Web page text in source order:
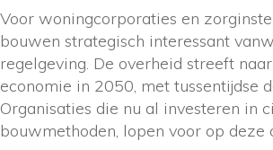
Voor woningcorporaties en
bouwen strategisch interessant
regelgeving. De overheid streeft
economie in 2050, met tussentijdse
Organisaties die nu al investeren in
bouwmethoden, lopen voor op deze